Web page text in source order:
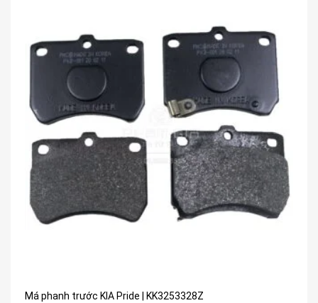
Má phanh trước KIA Pride | KK3253328Z